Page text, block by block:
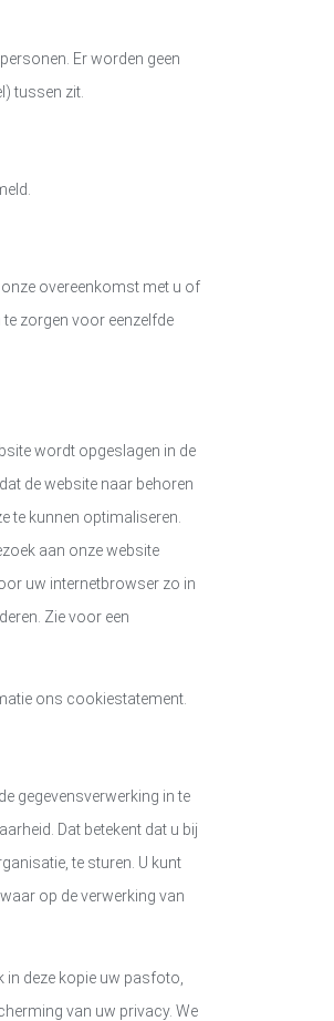
Er worden geen
) tussen zit.
overeenkomst met u of
zorgen voor eenzelfde
wordt opgeslagen in de
de website naar behoren
te kunnen optimaliseren.
aan onze website
uw internetbrowser zo in
Zie voor een
ons cookiestatement.
gegevensverwerking in te
Dat betekent dat u bij
te sturen. U kunt
op de verwerking van
in deze kopie uw pasfoto,
van uw privacy. We